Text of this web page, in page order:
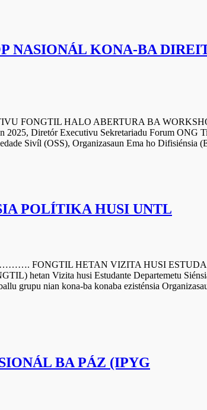
NASIONÁL KONA-BA
ABERTURA BA WORKSHOP
Diretór Executivu Sekretariadu Forum ONG
Sivíl (OSS), Organizasaun Ema ho Difisiénsia
POLÍTIKA HUSI UNTL
VIZITA HUSI ESTUDANTE
hetan Vizita husi Estudante Departemetu
grupu nian kona-ba konaba ezisténsia
BA PÁZ (IPYG